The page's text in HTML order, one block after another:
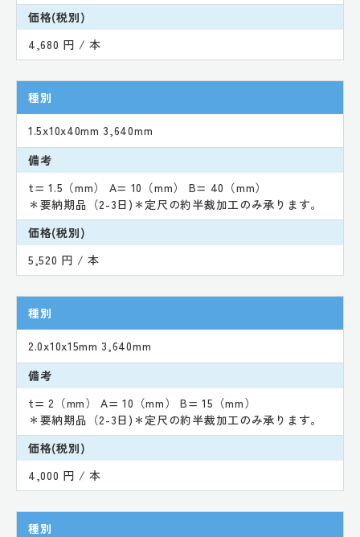
価格(税別)
4,680 円 / 本
種別
1.5x10x40mm 3,640mm
備考
t= 1.5（mm） A= 10（mm） B= 40（mm）
＊要納期品（2-3日)＊定尺の約半裁加工のみ承ります。
価格(税別)
5,520 円 / 本
種別
2.0x10x15mm 3,640mm
備考
t= 2（mm） A= 10（mm） B= 15（mm）
＊要納期品（2-3日)＊定尺の約半裁加工のみ承ります。
価格(税別)
4,000 円 / 本
種別